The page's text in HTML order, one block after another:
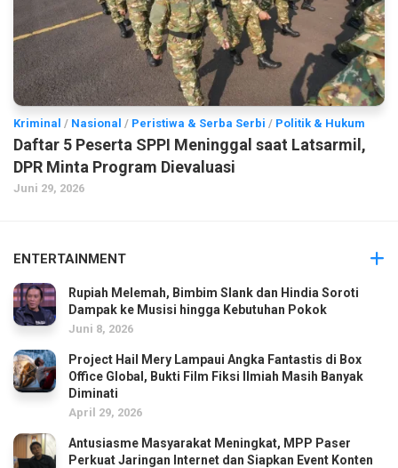
Kriminal / Nasional / Peristiwa & Serba Serbi / Politik & Hukum
Daftar 5 Peserta SPPI Meninggal saat Latsarmil,
DPR Minta Program Dievaluasi
Juni 29, 2026
ENTERTAINMENT
Rupiah Melemah, Bimbim Slank dan Hindia Soroti
Dampak ke Musisi hingga Kebutuhan Pokok
Juni 8, 2026
Project Hail Mery Lampaui Angka Fantastis di Box
Office Global, Bukti Film Fiksi Ilmiah Masih Banyak
Diminati
April 29, 2026
Antusiasme Masyarakat Meningkat, MPP Paser
Perkuat Jaringan Internet dan Siapkan Event Konten